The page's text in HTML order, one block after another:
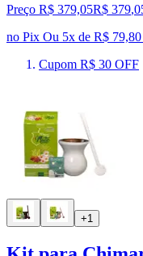
Preço R$ 379,05R$ 379,
no Pix Ou 5x de R$
Cupom R$ 30 OFF
+1